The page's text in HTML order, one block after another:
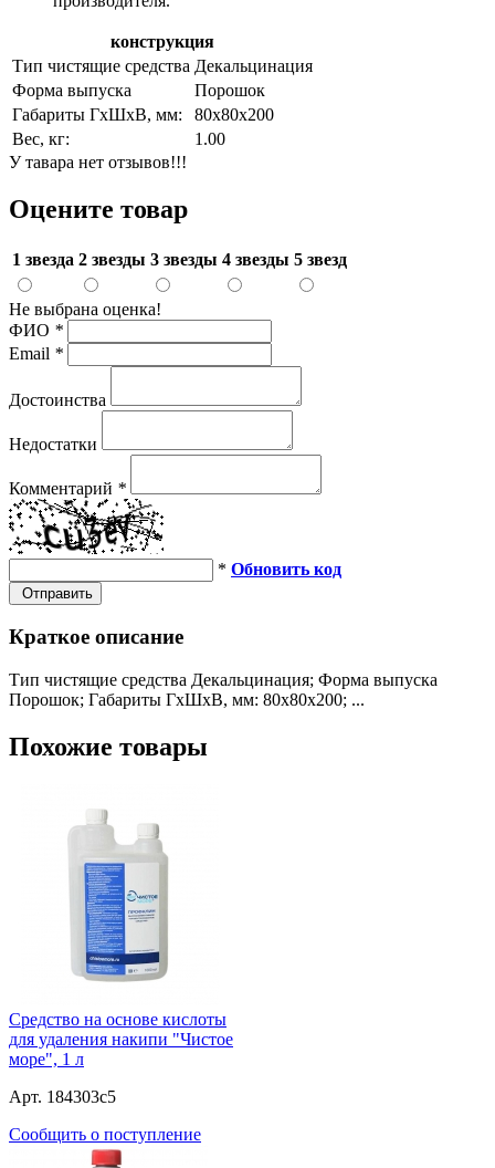
конструкция
Тип чистящие средства Декальцинация
Форма выпуска
Порошок
Габариты ГхШхВ, мм:
80х80х200
Вес, кг:
1.00
У тавара нет отзывов!!!
Оцените товар
1 звезда 2 звезды 3 звезды 4 звезды 5 звезд
Не выбрана оценка!
ФИО *
Email *
Достоинства
Недостатки
Комментарий *
* Обновить код
Отправить
Краткое описание
Тип чистящие средства Декальцинация; Форма выпуска
Порошок; Габариты ГхШхВ, мм: 80х80х200; ...
Похожие товары
Средство на основе кислоты
для удаления накипи "Чистое
море", 1 л
Арт. 184303c5
Сообщить о поступление